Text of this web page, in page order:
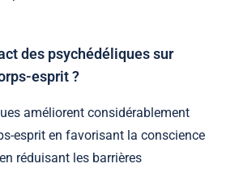
des psychédéliques sur
esprit ?
améliorent considérablement
esprit en favorisant la conscience
réduisant les barrières